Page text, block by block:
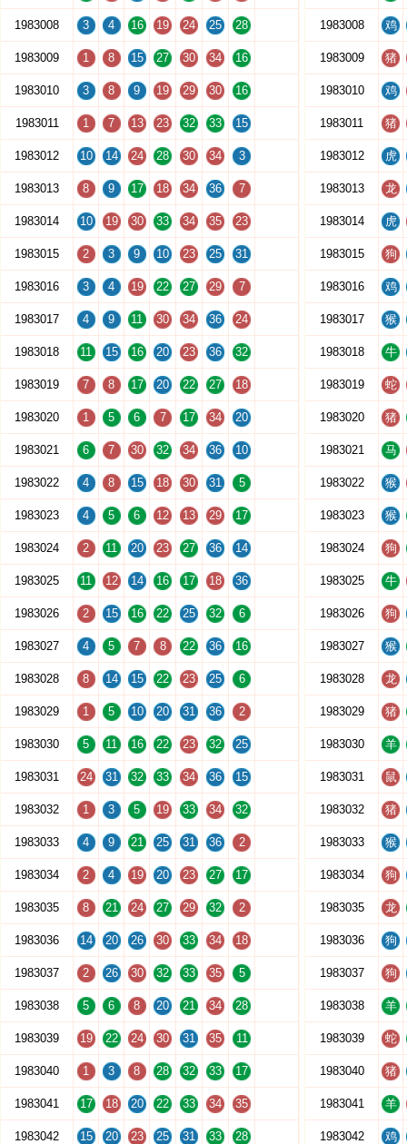
1983008 3 4 16 19 24 25 28
1983009 1 8 15 27 30 34 16
1983010 3 8 9 19 29 30 16
1983011 1 7 13 23 32 33 15
1983012 10 14 24 28 30 34 3
1983013 8 9 17 18 34 36 7
1983014 10 19 30 33 34 35 23
1983015 2 3 9 10 23 25 31
1983016 3 4 19 22 27 29 7
1983017 4 9 11 30 34 36 24
1983018 11 15 16 20 23 36 32
1983019 7 8 17 20 22 27 18
1983020 1 5 6 7 17 34 20
1983021 6 7 30 32 34 36 10
1983022 4 8 15 18 30 31 5
1983023 4 5 6 12 13 29 17
1983024 2 11 20 23 27 36 14
1983025 11 12 14 16 17 18 36
1983026 2 15 16 22 25 32 6
1983027 4 5 7 8 22 36 16
1983028 8 14 15 22 23 25 6
1983029 1 5 10 20 31 36 2
1983030 5 11 16 22 23 32 25
1983031 24 31 32 33 34 36 15
1983032 1 3 5 19 33 34 32
1983033 4 9 21 25 31 36 2
1983034 2 4 19 20 23 27 17
1983035 8 21 24 27 29 32 2
1983036 14 20 26 30 33 34 18
1983037 2 26 30 32 33 35 5
1983038 5 6 8 20 21 34 28
1983039 19 22 24 30 31 35 11
1983040 1 3 8 28 32 33 17
1983041 17 18 20 22 33 34 35
1983042 15 20 23 25 31 33 28
1983008 鸡
1983009 猪
1983010 鸡
1983011 猪
1983012 虎
1983013 龙
1983014 虎
1983015 狗
1983016 鸡
1983017 猴
1983018 牛
1983019 蛇
1983020 猪
1983021 马
1983022 猴
1983023 猴
1983024 狗
1983025 牛
1983026 狗
1983027 猴
1983028 龙
1983029 猪
1983030 羊
1983031 鼠
1983032 猪
1983033 猴
1983034 狗
1983035 龙
1983036 狗
1983037 狗
1983038 羊
1983039 蛇
1983040 猪
1983041 羊
1983042 鸡